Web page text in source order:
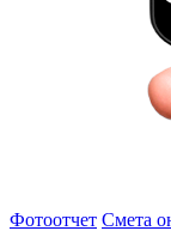
Фотоотчет Смета